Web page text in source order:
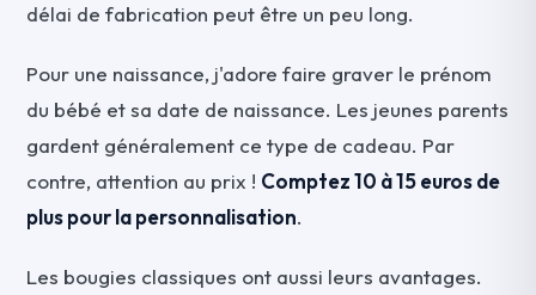
délai de fabrication peut être un peu long.
Pour une naissance, j'adore faire graver le prénom
du bébé et sa date de naissance. Les jeunes parents
gardent généralement ce type de cadeau. Par
contre, attention au prix ! Comptez 10 à 15 euros de
plus pour la personnalisation.
Les bougies classiques ont aussi leurs avantages.